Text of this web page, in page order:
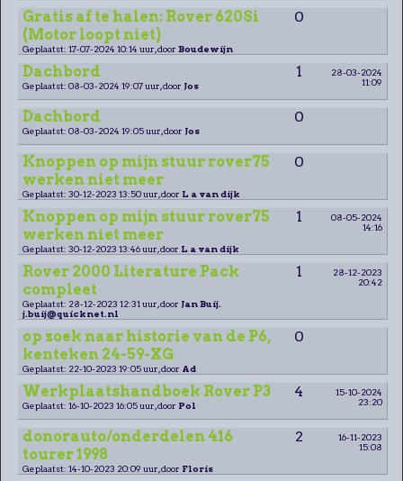
Gratis af te halen: Rover 620Si
(Motor loopt niet)
0
Geplaatst: 17-07-2024 10:14 uur, door Boudewijn
Dachbord 1
28-03-2024
11:09
Geplaatst: 08-03-2024 19:07 uur, door Jos
Dachbord 0
Geplaatst: 08-03-2024 19:05 uur, door Jos
Knoppen op mijn stuur rover75
werken niet meer
0
Geplaatst: 30-12-2023 13:50 uur, door L a van dijk
Knoppen op mijn stuur rover75
werken niet meer
1
08-05-2024
14:16
Geplaatst: 30-12-2023 13:46 uur, door L a van dijk
Rover 2000 Literature Pack
compleet
1
28-12-2023
20:42
Geplaatst: 28-12-2023 12:31 uur, door Jan Buij.
j.buij@quicknet.nl
op zoek naar historie van de P6,
kenteken 24-59-XG
0
Geplaatst: 22-10-2023 19:05 uur, door Ad
Werkplaatshandboek Rover P3 4
15-10-2024
23:20
Geplaatst: 16-10-2023 16:05 uur, door Pol
donorauto/onderdelen 416
tourer 1998
2
16-11-2023
15:08
Geplaatst: 14-10-2023 20:09 uur, door Floris